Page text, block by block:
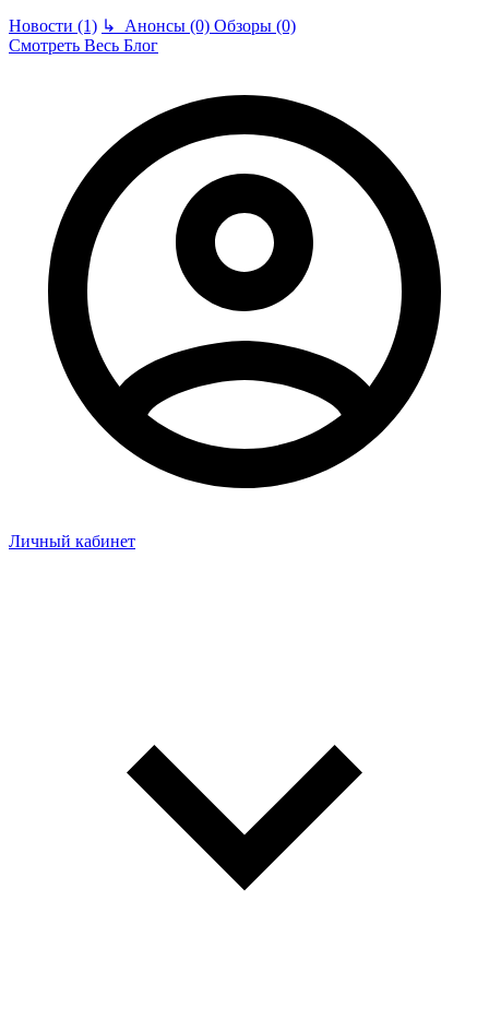
Новости (1) ↳ Анонсы (0) Обзоры (0)
Смотреть Весь Блог
Личный кабинет